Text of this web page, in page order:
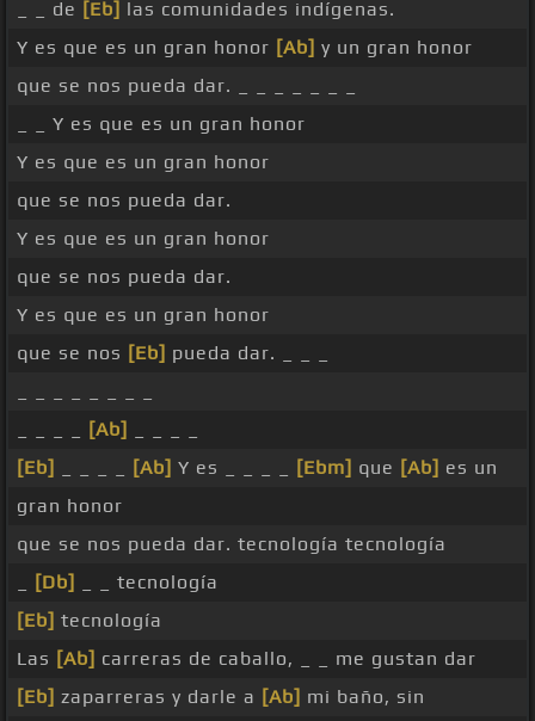
_ _ de [Eb] las comunidades indígenas.
Y es que es un gran honor [Ab] y un gran honor
que se nos pueda dar. _ _ _ _ _ _ _
_ _ Y es que es un gran honor
Y es que es un gran honor
que se nos pueda dar.
Y es que es un gran honor
que se nos pueda dar.
Y es que es un gran honor
que se nos [Eb] pueda dar. _ _ _
[Ab]
[Eb]
[Ab] Y es _ _ _ _ [Ebm] que [Ab] es un
gran honor
que se nos pueda dar. tecnología tecnología
[Db]
_ _ tecnología
[Eb] tecnología
Las [Ab] carreras de caballo, _ _ me gustan dar
[Eb] zaparreras y darle a [Ab] mi baño, sin